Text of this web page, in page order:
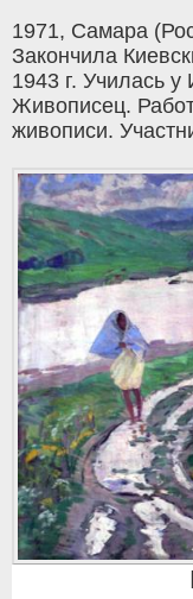
1971, Самара
Закончила
1943 г. Училась
Живописец.
живописи.